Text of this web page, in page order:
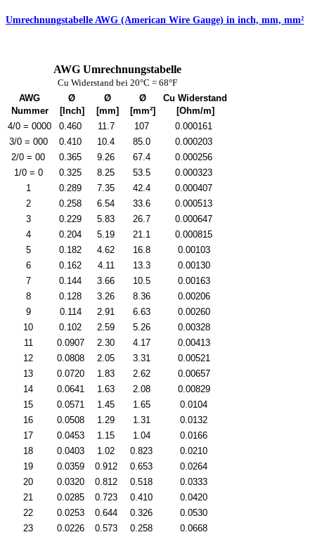
Umrechnungstabelle AWG (American Wire Gauge) in inch, mm, mm²
AWG Umrechnungstabelle
Cu Widerstand bei 20°C = 68°F
AWG
Nummer
Ø
[Inch]
Ø
[mm]
Ø
[mm²]
Cu Widerstand
[Ohm/m]
4/0 = 0000
0.460 11.7 107
0.000161
3/0 = 000
0.410 10.4 85.0
0.000203
2/0 = 00
0.365 9.26 67.4
0.000256
1/0 = 0
0.325 8.25 53.5
0.000323
1
0.289 7.35 42.4
0.000407
2
0.258 6.54 33.6
0.000513
3
0.229 5.83 26.7
0.000647
4
0.204 5.19 21.1
0.000815
5
0.182 4.62 16.8
0.00103
6
0.162 4.11 13.3
0.00130
7
0.144 3.66 10.5
0.00163
8
0.128 3.26 8.36
0.00206
9
0.114 2.91 6.63
0.00260
10
0.102 2.59 5.26
0.00328
11
0.0907 2.30 4.17
0.00413
12
0.0808 2.05 3.31
0.00521
13
0.0720 1.83 2.62
0.00657
14
0.0641 1.63 2.08
0.00829
15
0.0571 1.45 1.65
0.0104
16
0.0508 1.29 1.31
0.0132
17
0.0453 1.15 1.04
0.0166
18
0.0403 1.02 0.823
0.0210
19
0.0359 0.912 0.653
0.0264
20
0.0320 0.812 0.518
0.0333
21
0.0285 0.723 0.410
0.0420
22
0.0253 0.644 0.326
0.0530
23
0.0226 0.573 0.258
0.0668